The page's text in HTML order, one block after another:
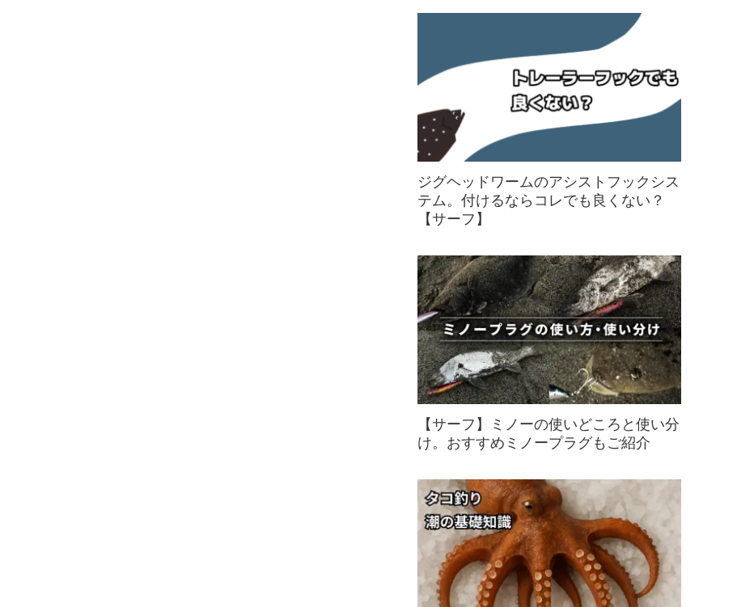
ジグヘッドワームのアシストフックシス
テム。付けるならコレでも良くない？
【サーフ】
【サーフ】ミノーの使いどころと使い分
け。おすすめミノープラグもご紹介